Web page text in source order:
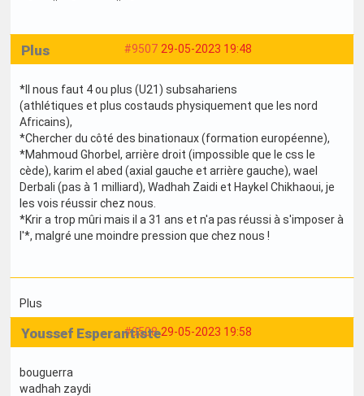
#9507 29-05-2023 19:48
Plus
*Il nous faut 4 ou plus (U21) subsahariens
(athlétiques et plus costauds physiquement que les nord
Africains),
*Chercher du côté des binationaux (formation européenne),
*Mahmoud Ghorbel, arrière droit (impossible que le css le
cède), karim el abed (axial gauche et arrière gauche), wael
Derbali (pas à 1 milliard), Wadhah Zaidi et Haykel Chikhaoui, je
les vois réussir chez nous.
*Krir a trop mûri mais il a 31 ans et n'a pas réussi à s'imposer à
l'*, malgré une moindre pression que chez nous !
Plus
#9508 29-05-2023 19:58
Youssef Esperantiste
bouguerra
wadhah zaydi